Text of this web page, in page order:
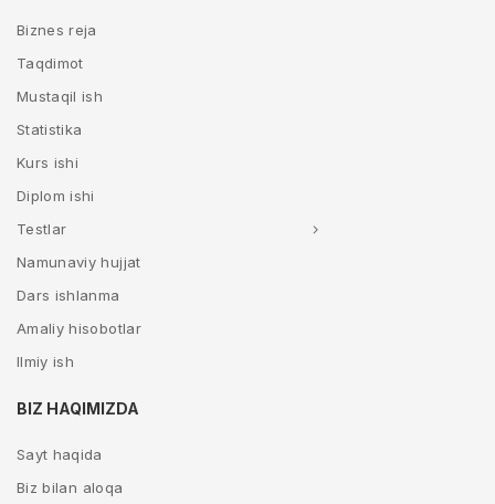
Biznes reja
Taqdimot
Mustaqil ish
Statistika
Kurs ishi
Diplom ishi
Testlar
Namunaviy hujjat
Dars ishlanma
Amaliy hisobotlar
Ilmiy ish
BIZ HAQIMIZDA
Sayt haqida
Biz bilan aloqa